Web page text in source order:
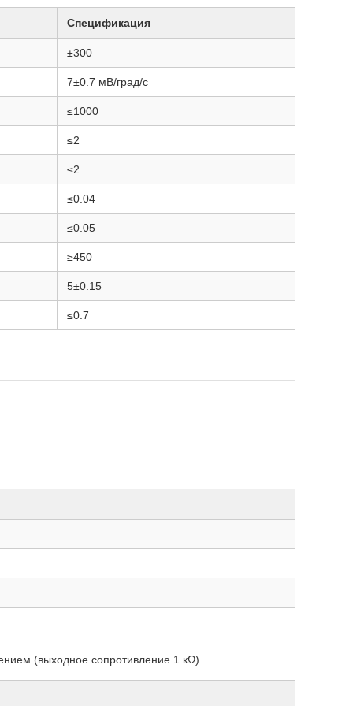
Спецификация
±300
7±0.7 мВ/град/с
≤1000
≤2
≤2
≤0.04
≤0.05
≥450
5±0.15
≤0.7
(выходное сопротивление 1 кΩ).